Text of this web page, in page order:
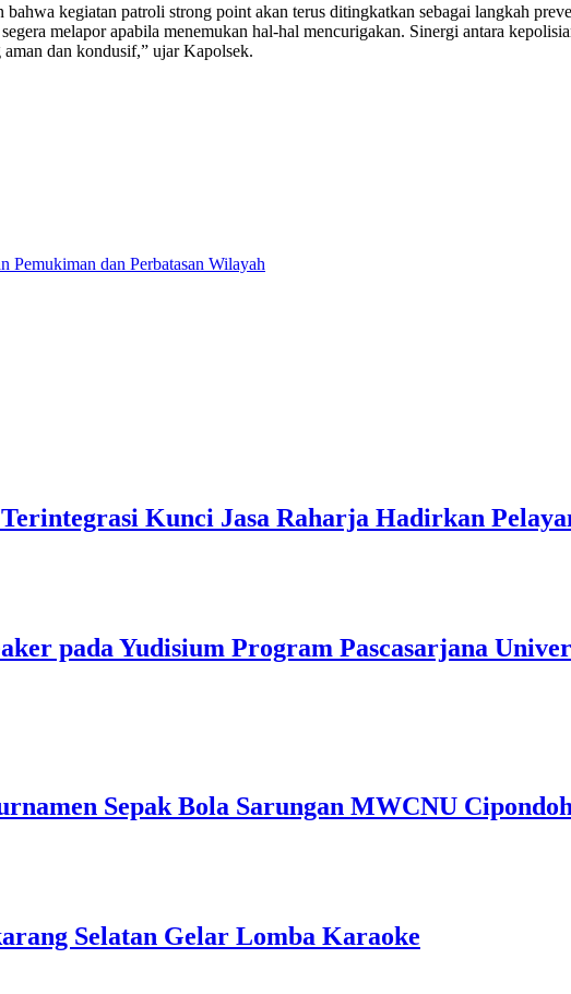
kegiatan patroli strong point akan terus ditingkatkan sebagai langkah
melapor apabila menemukan hal-hal mencurigakan. Sinergi antara
dan kondusif,” ujar Kapolsek.
Pemukiman dan Perbatasan Wilayah
Kunci Jasa Raharja Hadirkan
pada Yudisium Program Pascasarjana
Sepak Bola Sarungan MWCNU
Selatan Gelar Lomba Karaoke